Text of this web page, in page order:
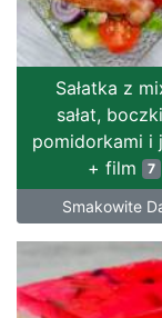
Sałatka z
sałat,
pomidorkami i
+ film 7
Smakowite